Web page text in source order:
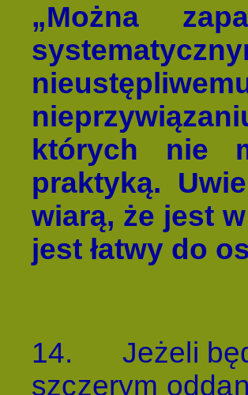
„Można
których nie
praktyką.
wiarą, że jest
jest łatwy do
14.
Jeżeli
szczerym